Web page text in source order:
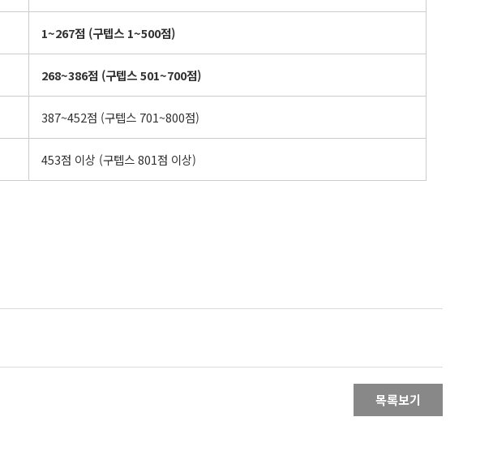
1~267점 (구텝스 1~500점)
268~386점 (구텝스501~700점)
387~452점 (구텝스 701~800점)
453점 이상 (구텝스 801점 이상)
목록보기